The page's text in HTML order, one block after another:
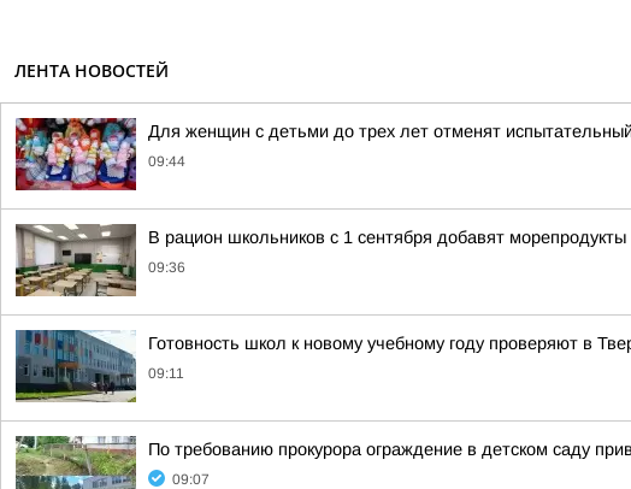
ЛЕНТА НОВОСТЕЙ
Для женщин с детьми до трех лет отменят
09:44
В рацион школьников с 1 сентября добавят морепродукты
09:36
Готовность школ к новому учебному году проверяют в
09:11
По требованию прокурора ограждение в детском саду
09:07